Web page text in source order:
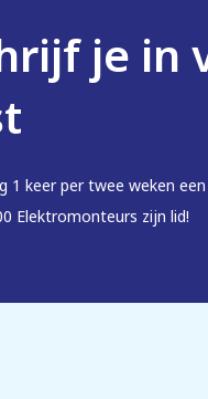
je in
1 keer per twee weken
Elektromonteurs zijn lid!